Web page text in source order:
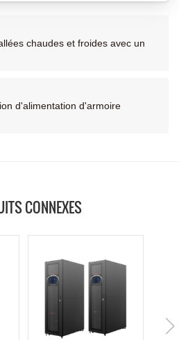
chaudes et froides avec un
d'alimentation d'armoire
CONNEXES